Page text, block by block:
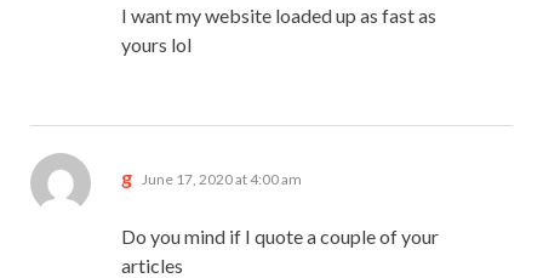
I want my website loaded up as fast as
yours lol
g says:
June 17, 2020 at 4:00 am
Do you mind if I quote a couple of your
articles